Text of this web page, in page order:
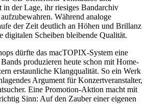
in der Lage, ihr riesiges Bandarchiv
Während analoge
der Zeit deutlich an Höhen und Brillanz
digitalen Scheiben bleibende Qualität.
dürfte das macTOPIX-System eine
Bands produzieren heute schon mit Home-
erstaunliche Klangqualität. So ein Werk
Argument für Konzertveranstalter,
Eine Promotion-Aktion macht mit
Sinn: Auf den Zauber einer eigenen